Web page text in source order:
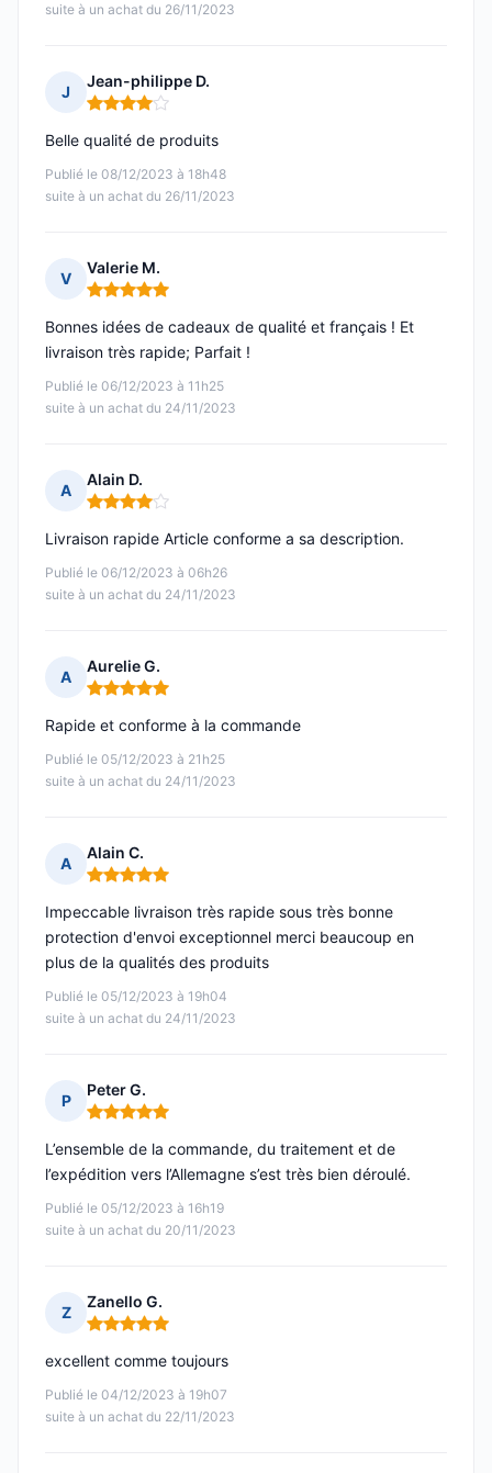
suite à un achat du 26/11/2023
J
Jean-philippe D.
Note : 4 sur 5
Publié le 08/12/2023 à 18h48
suite à un achat du 26/11/2023
Belle qualité de produits
V
Valerie M.
Note : 5 sur 5
Publié le 06/12/2023 à 11h25
suite à un achat du 24/11/2023
Bonnes idées de cadeaux de qualité et français ! Et
livraison très rapide; Parfait !
A
Alain D.
Note : 4 sur 5
Publié le 06/12/2023 à 06h26
suite à un achat du 24/11/2023
Livraison rapide Article conforme a sa description.
A
Aurelie G.
Note : 5 sur 5
Publié le 05/12/2023 à 21h25
suite à un achat du 24/11/2023
Rapide et conforme à la commande
A
Alain C.
Note : 5 sur 5
Publié le 05/12/2023 à 19h04
suite à un achat du 24/11/2023
Impeccable livraison très rapide sous très bonne
protection d'envoi exceptionnel merci beaucoup en
plus de la qualités des produits
P
Peter G.
Note : 5 sur 5
Publié le 05/12/2023 à 16h19
suite à un achat du 20/11/2023
L’ensemble de la commande, du traitement et de
l’expédition vers l’Allemagne s’est très bien déroulé.
Z
Zanello G.
Note : 5 sur 5
Publié le 04/12/2023 à 19h07
suite à un achat du 22/11/2023
excellent comme toujours